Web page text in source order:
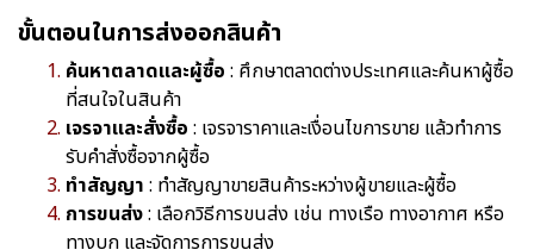
ขั้นตอนในการส่งออกสินค้า
ค้นหาตลาดและผู้ซื้อ : ศึกษาตลาดต่างประเทศและค้นหาผู้ซื้อ
ที่สนใจในสินค้า
เจรจาและสั่งซื้อ : เจรจาราคาและเงื่อนไขการขาย แล้วทำการ
รับคำสั่งซื้อจากผู้ซื้อ
ทำสัญญา : ทำสัญญาขายสินค้าระหว่างผู้ขายและผู้ซื้อ
การขนส่ง: เลือกวิธีการขนส่ง เช่น ทางเรือ ทางอากาศ หรือ
ทางบก และจัดการการขนส่ง